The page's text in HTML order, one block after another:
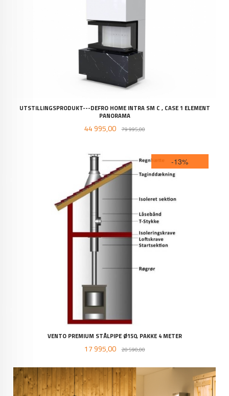
UTSTILLINGSPRODUKT---DEFRO HOME INTRA SM C , CASE 1 ELEMENT
PANORAMA
Tilbud
44 995,00 79 995,00Rabatt
VENTO PREMIUM STÅLPIPE Ø150, PAKKE 4 METER
Tilbud
17 995,00 20 590,00Rabatt
-13%